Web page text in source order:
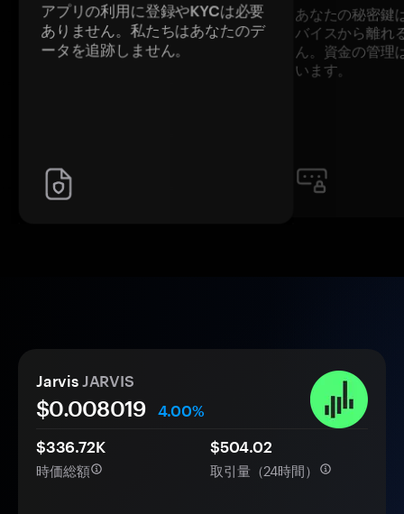
アプリの利用に登録やKYCは必要
ありません。私たちはあなたのデ
ータを追跡しません。
あなたの秘密鍵
バイスから離れ
ん。資金の管理
います。
Jarvis JARVIS
$0.008019
4.00%
$336.72K
時価総額
$504.02
取引量（24時間）